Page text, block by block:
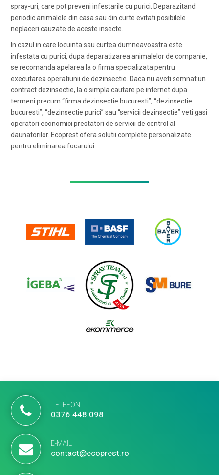
spray-uri, care pot preveni infestarile cu purici. Deparazitand
periodic animalele din casa sau din curte evitati posibilele
neplaceri cauzate de aceste insecte.
In cazul in care locuinta sau curtea dumneavoastra este
infestata cu purici, dupa deparatizarea animalelor de companie,
se recomanda apelarea la o firma specializata pentru
executarea operatiunii de dezinsectie. Daca nu aveti semnat un
contract dezinsectie, la o simpla cautare pe internet dupa
termeni precum “firma dezinsectie bucuresti”, “dezinsectie
bucuresti”, “dezinsectie purici” sau “servicii dezinsectie” veti gasi
operatori economici prestatori de servicii de control al
daunatorilor. Ecoprest ofera solutii complete personalizate
pentru eliminarea focarului.
TELEFON
0376 448 098
E-MAIL
contact@ecoprest.ro